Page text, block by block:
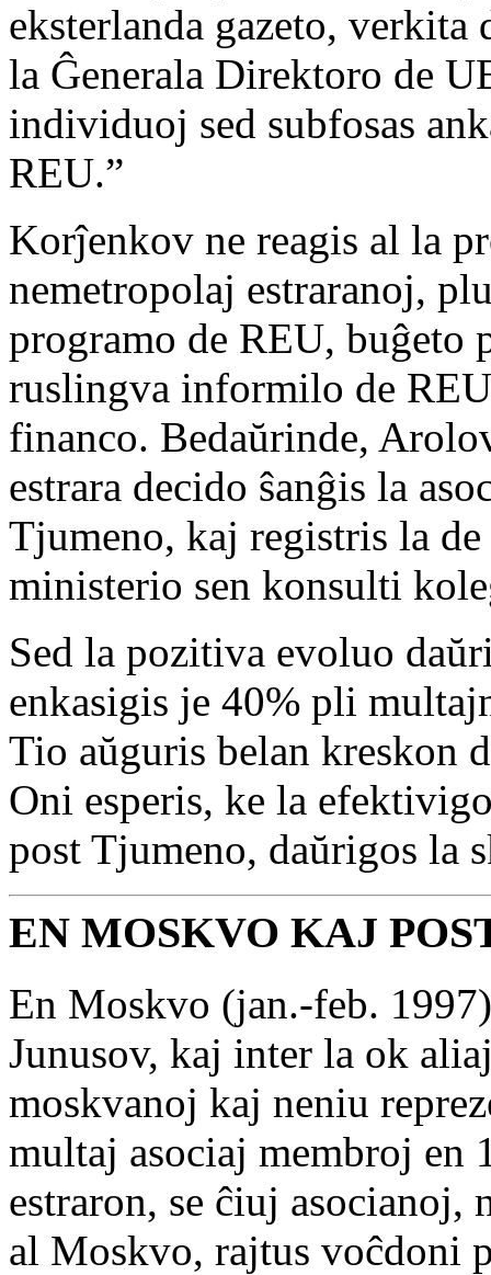
eksterlanda gazeto,
la Ĝenerala Direktoro de
individuoj sed subfosas
REU.”
Korĵenkov ne reagis al la
nemetropolaj estraranoj,
programo de REU, buĝeto
ruslingva informilo de
financo. Bedaŭrinde,
estrara decido ŝanĝis la
Tjumeno, kaj registris la
ministerio sen konsulti
Sed la pozitiva evoluo
enkasigis je 40% pli
Tio aŭguris belan kreskon
Oni esperis, ke la
post Tjumeno, daŭrigos la
EN MOSKVO KAJ
En Moskvo (jan.-feb.
Junusov, kaj inter la ok
moskvanoj kaj neniu
multaj asociaj membroj en
estraron, se ĉiuj asocianoj,
al Moskvo, rajtus voĉdoni